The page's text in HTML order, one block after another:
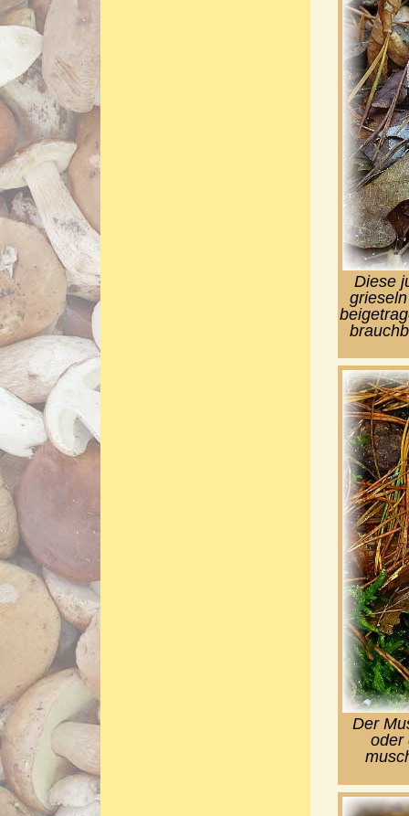
Diese
Der
oder